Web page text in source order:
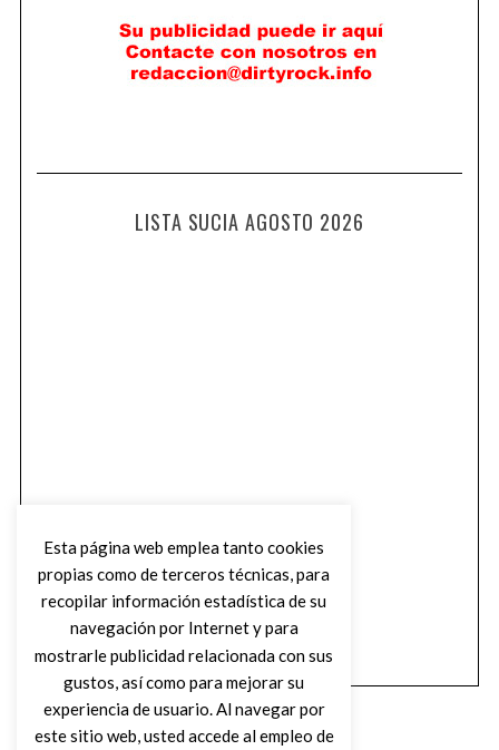
LISTA SUCIA AGOSTO 2026
Esta página web emplea tanto cookies
propias como de terceros técnicas, para
recopilar información estadística de su
navegación por Internet y para
mostrarle publicidad relacionada con sus
gustos, así como para mejorar su
experiencia de usuario. Al navegar por
este sitio web, usted accede al empleo de